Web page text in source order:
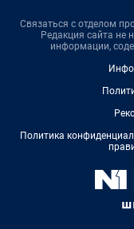
Связаться с отделом
Редакция сайта не
информации,
Политика